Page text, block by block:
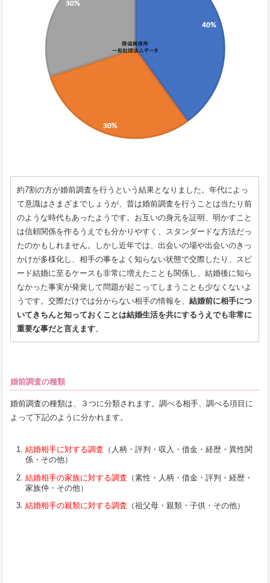
約7割の方が婚前調査を行うという結果となりました。年代によっ
て意識はさまざまでしょうが、昔は婚前調査を行うことは当たり前
のような時代もあったようです。お互いの身元を証明、明かすこと
は信頼関係を作るうえでも分かりやすく、スタンダードな方法だっ
たのかもしれません。しかし近年では、出会いの場や出会いのきっ
かけが多様化し、相手の事をよく知らない状態で交際したり、スピ
ード結婚に至るケースも非常に増えたことも関係し、結婚後に知ら
なかった事実が発覚して問題が起こってしまうことも少なくないよ
うです。交際だけでは分からない相手の情報を、結婚前に相手につ
いてきちんと知っておくことは結婚生活を共にするうえでも非常に
重要な事だと言えます。
婚前調査の種類
婚前調査の種類は、３つに分類されます。調べる相手、調べる項目に
よって下記のように分かれます。
結婚相手に対する調査 （人柄・評判・収入・借金・経歴・異性関
係・その他）
結婚相手の家族に対する調査 （素性・人柄・借金・評判・経歴・
家族仲・その他）
結婚相手の親類に対する調査 （祖父母・親類・子供・その他）